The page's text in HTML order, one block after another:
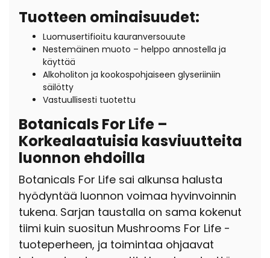
Tuotteen ominaisuudet:
Luomusertifioitu kauranversouute
Nestemäinen muoto – helppo annostella ja
käyttää
Alkoholiton ja kookospohjaiseen glyseriiniin
säilötty
Vastuullisesti tuotettu
Botanicals For Life –
Korkealaatuisia kasviuutteita
luonnon ehdoilla
Botanicals For Life sai alkunsa halusta
hyödyntää luonnon voimaa hyvinvoinnin
tukena. Sarjan taustalla on sama kokenut
tiimi kuin suositun Mushrooms For Life -
tuoteperheen, ja toimintaa ohjaavat